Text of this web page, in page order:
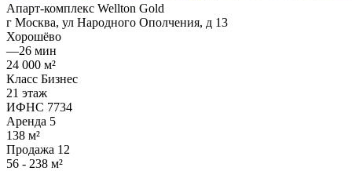
Апарт-комплекс Wellton Gold
г Москва, ул Народного Ополчения, д 13
Хорошёво
—26 мин
24 000 м²
Класс Бизнес
21 этаж
ИФНС 7734
Аренда 5
138 м²
Продажа 12
56 - 238 м²